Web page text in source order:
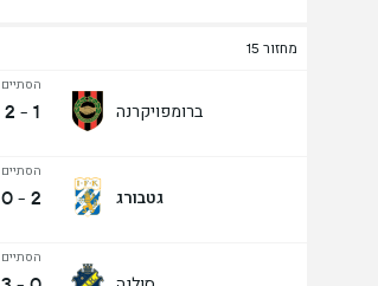
מחזור 15
ברומפויקרנה
הסתיים
1
-
2
גטבורג
הסתיים
2
-
0
הסתיים